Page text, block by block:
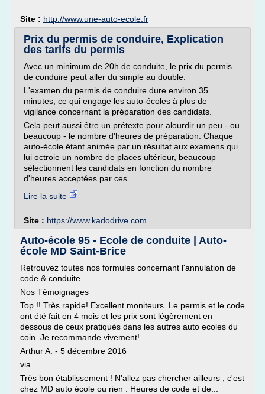
Site : http://www.une-auto-ecole.fr
Prix du permis de conduire, Explication
des tarifs du permis
Avec un minimum de 20h de conduite, le prix du permis
de conduire peut aller du simple au double.
L'examen du permis de conduire dure environ 35
minutes, ce qui engage les auto-écoles à plus de
vigilance concernant la préparation des candidats.
Cela peut aussi être un prétexte pour alourdir un peu - ou
beaucoup - le nombre d'heures de préparation. Chaque
auto-école étant animée par un résultat aux examens qui
lui octroie un nombre de places ultérieur, beaucoup
sélectionnent les candidats en fonction du nombre
d'heures acceptées par ces...
Lire la suite
Site : https://www.kadodrive.com
Auto-école 95 - Ecole de conduite | Auto-
école MD Saint-Brice
Retrouvez toutes nos formules concernant l'annulation de
code & conduite
Nos Témoignages
Top !! Très rapide! Excellent moniteurs. Le permis et le code
ont été fait en 4 mois et les prix sont légèrement en
dessous de ceux pratiqués dans les autres auto ecoles du
coin. Je recommande vivement!
Arthur A. - 5 décembre 2016
via
Très bon établissement ! N'allez pas chercher ailleurs , c'est
chez MD auto école ou rien . Heures de code et de...